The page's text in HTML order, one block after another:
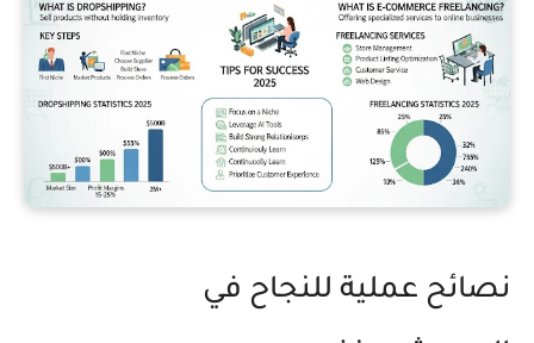
نصائح عملية للنجاح في